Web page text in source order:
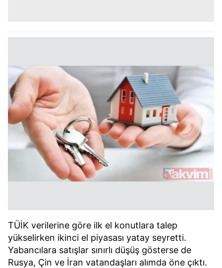
TÜİK verilerine göre ilk el konutlara talep
yükselirken ikinci el piyasası yatay seyretti.
Yabancılara satışlar sınırlı düşüş gösterse de
Rusya, Çin ve İran vatandaşları alımda öne çıktı.